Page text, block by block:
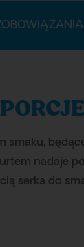
smaku,
nadaje
serka do